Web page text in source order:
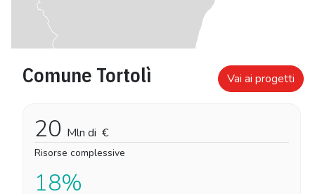
Comune Tortolì Vai ai progetti
20 Mln di €
Risorse complessive
18%